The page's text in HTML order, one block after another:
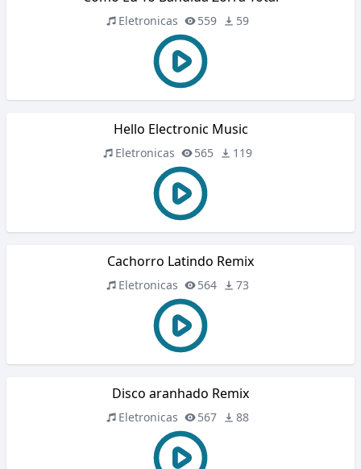
Eletronicas 559 59
Hello Electronic Music
Eletronicas 565 119
Cachorro Latindo Remix
Eletronicas 564 73
Disco aranhado Remix
Eletronicas 567 88